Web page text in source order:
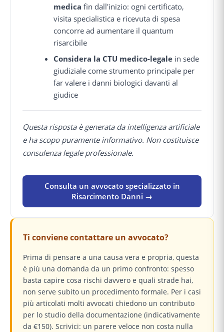
medica fin dall'inizio: ogni certificato,
visita specialistica e ricevuta di spesa
concorre ad aumentare il quantum
risarcibile
Considera la CTU medico-legale in sede
giudiziale come strumento principale per
far valere i danni biologici davanti al
giudice
Questa risposta è generata da intelligenza artificiale
e ha scopo puramente informativo. Non costituisce
consulenza legale professionale.
Consulta un avvocato specializzato in
Risarcimento Danni →
Ti conviene contattare un avvocato?
Prima di pensare a una causa vera e propria, questa
è più una domanda da un primo confronto: spesso
basta capire cosa rischi davvero e quali strade hai,
non serve subito un procedimento formale. Per i casi
più articolati molti avvocati chiedono un contributo
per lo studio della documentazione (indicativamente
da €150). Scrivici: un parere veloce non costa nulla